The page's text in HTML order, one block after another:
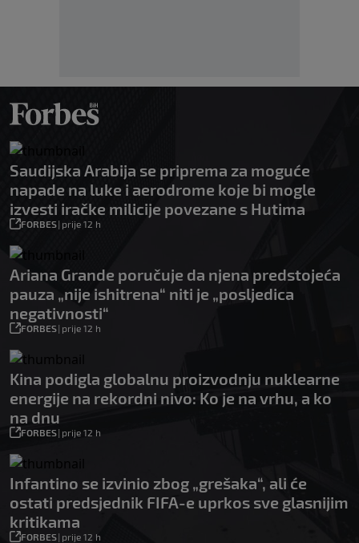
Saudijska Arabija se priprema za moguće
napade na luke i aerodrome koje bi mogle
izvesti iračke milicije povezane s Hutima
FORBES| prije 12 h
Ariana Grande poručuje da njena predstojeća
pauza „nije ishitrena“ niti je „posljedica
negativnosti“
FORBES| prije 12 h
Kina podigla globalnu proizvodnju nuklearne
energije na rekordni nivo: Ko je na vrhu, a ko
na dnu
FORBES| prije 12 h
Infantino se izvinio zbog „grešaka“, ali će
ostati predsjednik FIFA-e uprkos sve glasnijim
kritikama
FORBES| prije 12 h